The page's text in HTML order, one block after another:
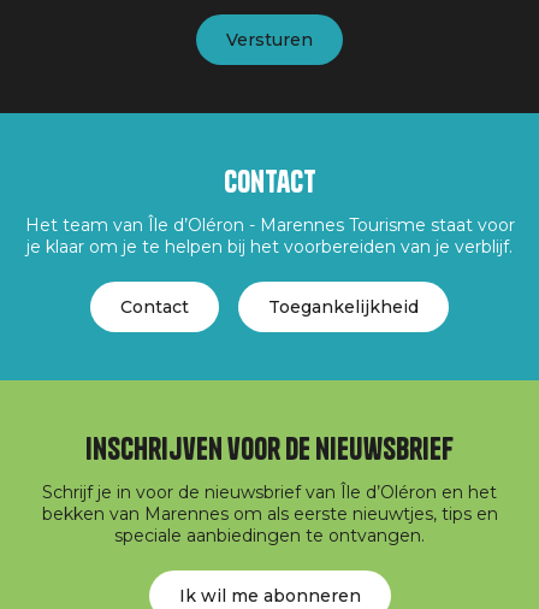
Contact
Het team van Île d’Oléron - Marennes Tourisme staat voor
je klaar om je te helpen bij het voorbereiden van je verblijf.
Contact Toegankelijkheid
Inschrijven voor de nieuwsbrief
Schrijf je in voor de nieuwsbrief van Île d’Oléron en het
bekken van Marennes om als eerste nieuwtjes, tips en
speciale aanbiedingen te ontvangen.
Ik wil me abonneren